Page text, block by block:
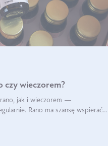
czy wieczorem?
jak i wieczorem —
Rano ma szansę wspierać